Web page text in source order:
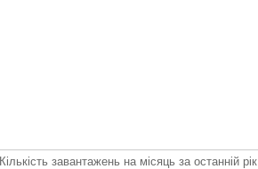
Кількість завантажень на місяць за останній рік